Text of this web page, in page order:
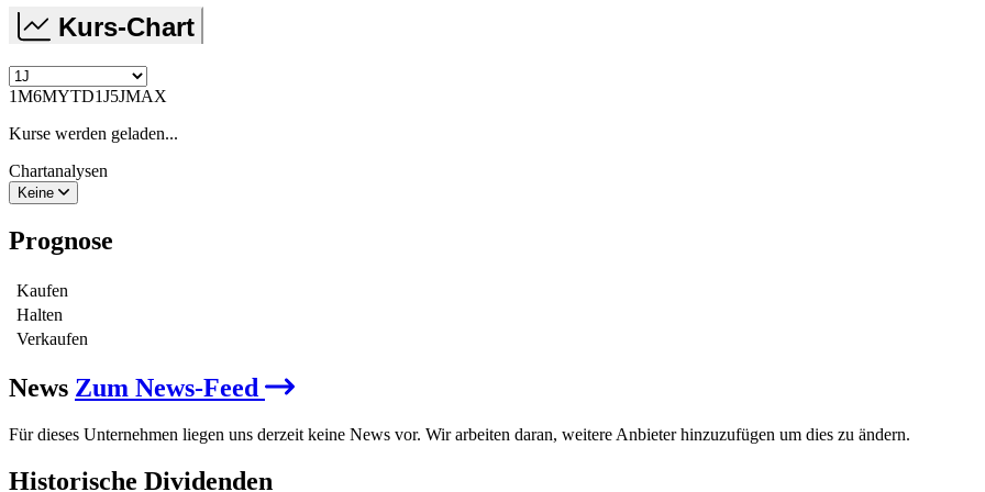
Kurs-Chart
1M6MYTD1J5JMAX
Kurse werden geladen...
Chartanalysen
Keine
Prognose
Kaufen
Halten
Verkaufen
News Zum News-Feed
Für dieses Unternehmen liegen uns derzeit keine News vor. Wir arbeiten daran, weitere Anbieter hinzuzufügen um dies zu ändern.
Historische Dividenden